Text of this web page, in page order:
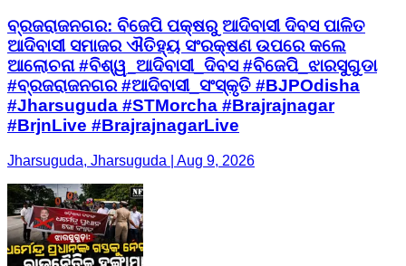
ବ୍ରଜରାଜନଗର: ବିଜେପି ପକ୍ଷରୁ ଆଦିବାସୀ ଦିବସ ପାଳିତ
ଆଦିବାସୀ ସମାଜର ଐତିହ୍ୟ ସଂରକ୍ଷଣ ଉପରେ କଲେ
ଆଲୋଚନା #ବିଶ୍ୱ_ଆଦିବାସୀ_ଦିବସ #ବିଜେପି_ଝାରସୁଗୁଡା
#ବ୍ରଜରାଜନଗର #ଆଦିବାସୀ_ସଂସ୍କୃତି #BJPOdisha
#Jharsuguda #STMorcha #Brajrajnagar
#BrjnLive #BrajrajnagarLive
Jharsuguda, Jharsuguda | Aug 9, 2026